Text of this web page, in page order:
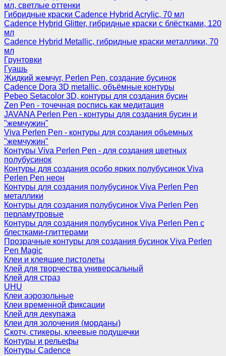
мл, светлые оттенки
Гибридные краски Cadence Hybrid Acrylic, 70 мл
Cadence Hybrid Glitter, гибридные краски с блёстками, 120
мл
Cadence Hybrid Metallic, гибридные краски металлики, 70
мл
Грунтовки
Гуашь
Жидкий жемчуг, Perlen Pen, создание бусинок
Cadence Dora 3D metallic, объёмные контуры
Pebeo Setacolor 3D, контуры для создания бусин
Zen Pen - точечная роспись как медитация
JAVANA Perlen Pen - контуры для создания бусин и
"жемчужин"
Viva Perlen Pen - контуры для создания объемных
"жемчужин"
Контуры Viva Perlen Pen - для создания цветных
полубусинок
Контуры для создания особо ярких полубусинок Viva
Perlen Pen неон
Контуры для создания полубусинок Viva Perlen Pen
металлики
Контуры для создания полубусинок Viva Perlen Pen
перламутровые
Контуры для создания полубусинок Viva Perlen Pen с
блестками-глиттерами
Прозрачные контуры для создания бусинок Viva Perlen
Pen Magic
Клеи и клеящие пистолеты
Клей для творчества универсальный
Клей для страз
UHU
Клеи аэрозольные
Клеи временной фиксации
Клей для декупажа
Клеи для золочения (морданы)
Скотч, стикеры, клеевые подушечки
Контуры и рельефы
Контуры Cadence